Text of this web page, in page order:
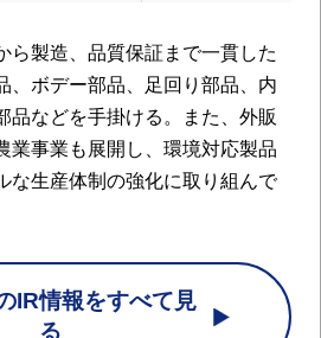
ら製造、品質保証まで一貫した
、ボデー部品、足回り部品、内
品などを手掛ける。また、外販
業事業も展開し、環境対応製品
な生産体制の強化に取り組んで
IR情報をすべて見
る